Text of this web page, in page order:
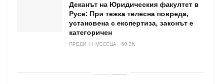
Деканът на Юридическия факултет в
Русе: При тежка телесна повреда,
установена с експертиза, законът е
категоричен
ПРЕДИ 11 МЕСЕЦА 60.3K